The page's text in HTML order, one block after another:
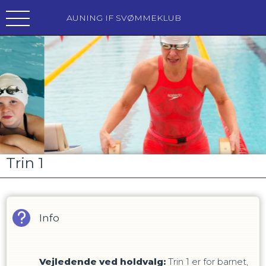
AUNING IF SVØMMEKLUB
Trin 1
Info
Vejledende ved holdvalg: Trin 1 er for barnet,